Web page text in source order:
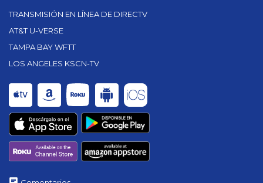
TRANSMISIÓN EN LÍNEA DE DIRECTV
AT&T U-VERSE
TAMPA BAY WFTT
LOS ANGELES KSCN-TV